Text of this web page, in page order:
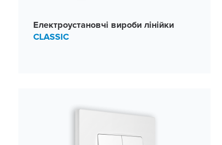
Електроустановчі вироби лінійки
CLASSIC